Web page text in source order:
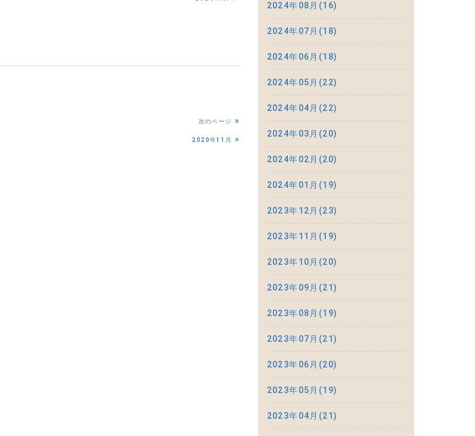
次のページ
»
2020年11月 »
2024年08月(16)
2024年07月(18)
2024年06月(18)
2024年05月(22)
2024年04月(22)
2024年03月(20)
2024年02月(20)
2024年01月(19)
2023年12月(23)
2023年11月(19)
2023年10月(20)
2023年09月(21)
2023年08月(19)
2023年07月(21)
2023年06月(20)
2023年05月(19)
2023年04月(21)